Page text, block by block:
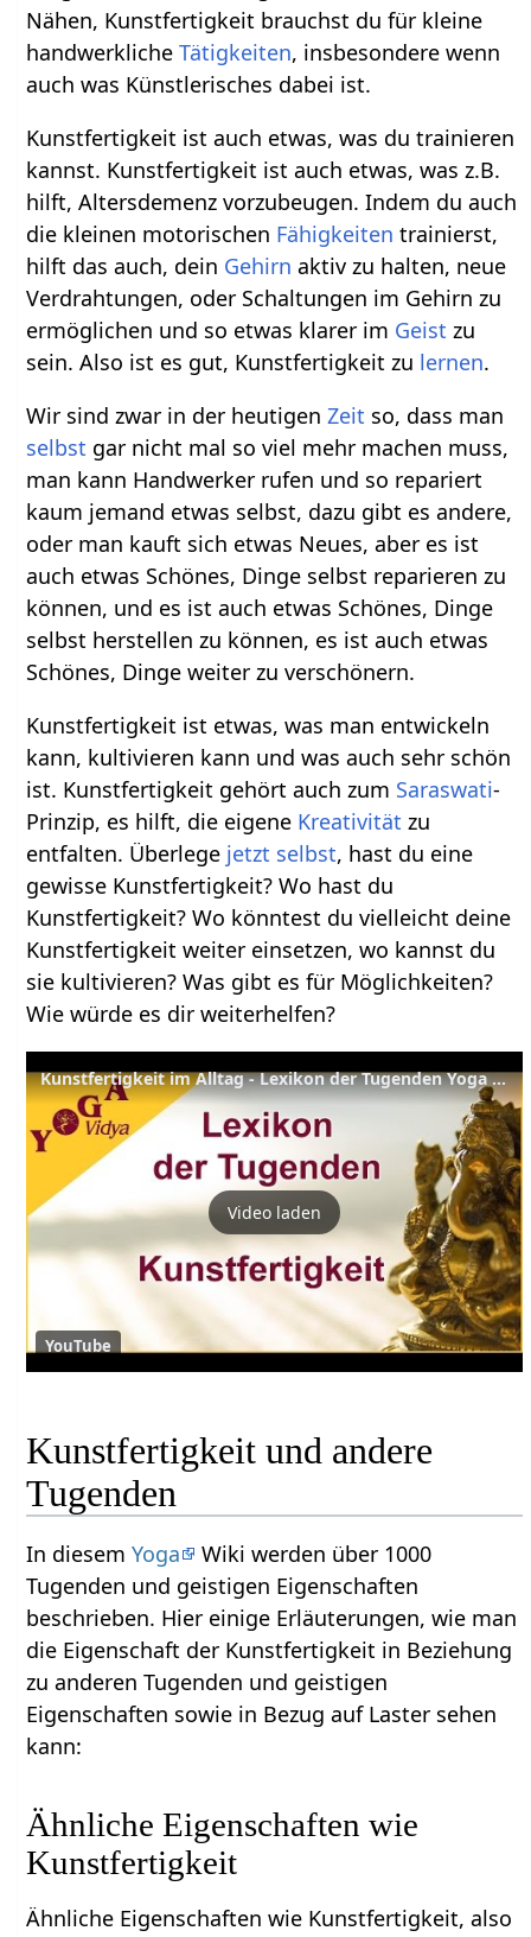
Nähen, Kunstfertigkeit brauchst du für kleine
handwerklicheTätigkeiten, insbesondere wenn
auch was Künstlerisches dabei ist.
Kunstfertigkeit ist auch etwas, was du trainieren
kannst. Kunstfertigkeit ist auch etwas, was z.B.
hilft, Altersdemenz vorzubeugen. Indem du auch
die kleinen motorischen Fähigkeiten trainierst,
hilft das auch, dein Gehirn aktiv zu halten, neue
Verdrahtungen, oder Schaltungen im Gehirn zu
ermöglichen und so etwas klarer im Geist zu
sein. Also ist es gut, Kunstfertigkeit zu lernen.
Wir sind zwar in der heutigenZeit so, dass man
selbst gar nicht mal so viel mehr machen muss,
man kann Handwerker rufen und so repariert
kaum jemand etwas selbst, dazu gibt es andere,
oder man kauft sich etwas Neues, aber es ist
auch etwas Schönes, Dinge selbst reparieren zu
können, und es ist auch etwas Schönes, Dinge
selbst herstellen zu können, es ist auch etwas
Schönes, Dinge weiter zu verschönern.
Kunstfertigkeit ist etwas, was man entwickeln
kann, kultivieren kann und was auch sehr schön
ist. Kunstfertigkeit gehört auch zum Saraswati-
Prinzip, es hilft, die eigene Kreativität zu
entfalten. Überlege jetzt selbst, hast du eine
gewisse Kunstfertigkeit? Wo hast du
Kunstfertigkeit? Wo könntest du vielleicht deine
Kunstfertigkeit weiter einsetzen, wo kannst du
sie kultivieren? Was gibt es für Möglichkeiten?
Wie würde es dir weiterhelfen?
Kunstfertigkeit im Alltag - Lexikon der Tugenden Yoga Vidya
Video laden
YouTube
Kunstfertigkeit und andere
Tugenden
In diesemYoga
Wiki werden über 1000
Tugenden und geistigen Eigenschaften
beschrieben. Hier einige Erläuterungen, wie man
die Eigenschaft der Kunstfertigkeit in Beziehung
zu anderen Tugenden und geistigen
Eigenschaften sowie in Bezug auf Laster sehen
kann:
Ähnliche Eigenschaften wie
Kunstfertigkeit
Ähnliche Eigenschaften wie Kunstfertigkeit, also